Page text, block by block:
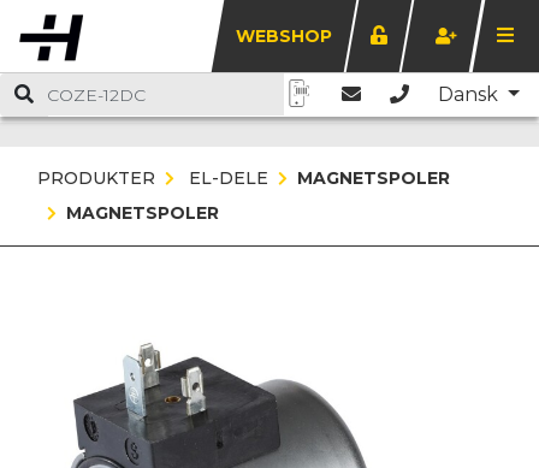
WEBSHOP
Dansk
PRODUKTER EL-DELE
MAGNETSPOLER
MAGNETSPOLER